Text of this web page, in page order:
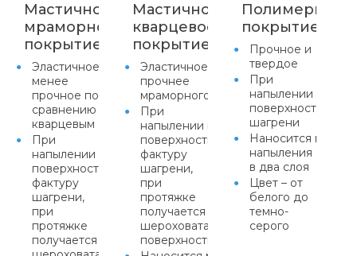
Мастичное
мраморное
покрытие
Эластичное,
менее
прочное по
сравнению с
кварцевым
При
напылении придает
поверхности
фактуру
шагрени,
при
протяжке
получается равномерная
Мастичное
кварцевое
покрытие
Эластичное,
прочнее
мраморного
При
напылении придает
поверхности
фактуру
шагрени,
при
протяжке
получается равномерная
шероховатая
поверхность
покрытие
Прочное и
твердое
При
напылении
поверхности
шагрени
Наносится
напыления
в два слоя
Цвет – от
белого до
темно-
серого